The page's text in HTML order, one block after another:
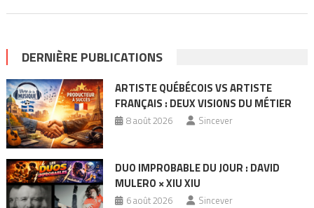
DERNIÈRE PUBLICATIONS
ARTISTE QUÉBÉCOIS VS ARTISTE
FRANÇAIS : DEUX VISIONS DU MÉTIER
8 août 2026 Sincever
DUO IMPROBABLE DU JOUR : DAVID
MULERO × XIU XIU
6 août 2026 Sincever